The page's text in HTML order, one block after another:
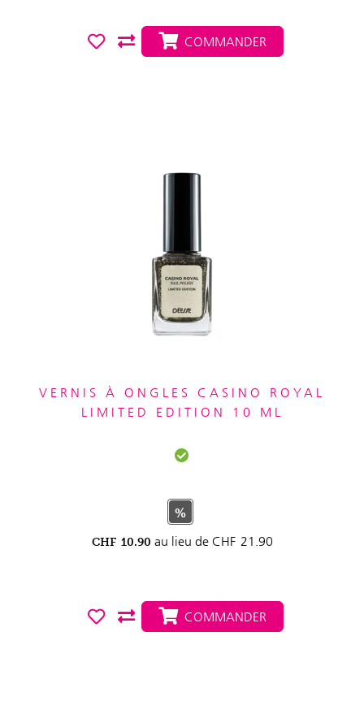
COMMANDER
VERNIS À ONGLES CASINO ROYAL
LIMITED EDITION 10 ML
%
CHF 10.90 au lieu de CHF 21.90
COMMANDER